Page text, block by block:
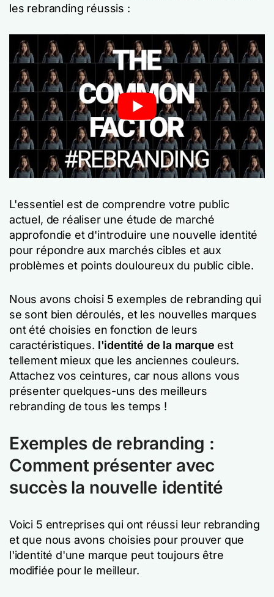
les rebranding réussis :
L'essentiel est de comprendre votre public
actuel, de réaliser une étude de marché
approfondie et d'introduire une nouvelle identité
pour répondre aux marchés cibles et aux
problèmes et points douloureux du public cible.
Nous avons choisi 5 exemples de rebranding qui
se sont bien déroulés, et les nouvelles marques
ont été choisies en fonction de leurs
caractéristiques. l'identité de la marque est
tellement mieux que les anciennes couleurs.
Attachez vos ceintures, car nous allons vous
présenter quelques-uns des meilleurs
rebranding de tous les temps !
Exemples de rebranding :
Comment présenter avec
succès la nouvelle identité
Voici 5 entreprises qui ont réussi leur rebranding
et que nous avons choisies pour prouver que
l'identité d'une marque peut toujours être
modifiée pour le meilleur.